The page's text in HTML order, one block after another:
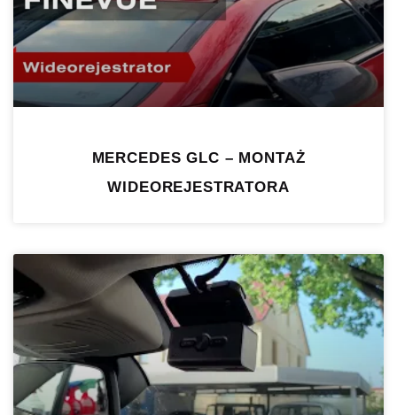
MERCEDES GLC – MONTAŻ
WIDEOREJESTRATORA